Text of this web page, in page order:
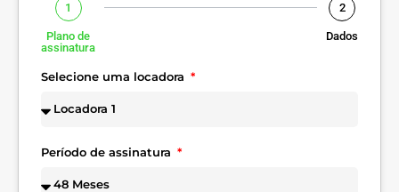
1
Plano de
assinatura
2
Dados
Selecione uma locadora
Período de assinatura